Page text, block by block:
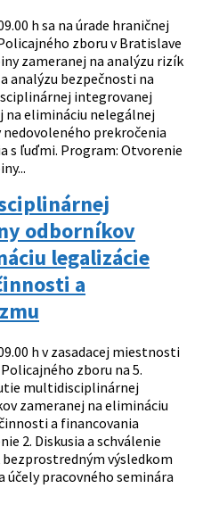
h sa na úrade hraničnej
zboru v Bratislave
zameranej na analýzu rizík
analýzu bezpečnosti na
integrovanej
na elimináciu nelegálnej
prekročenia
s ľuďmi. Program: Otvorenie
odborníkov
legalizácie
a
h v zasadacej miestnosti
zboru na 5.
multidisciplinárnej
zameranej na elimináciu
a financovania
2. Diskusia a schválenie
výsledkom
účely pracovného seminára